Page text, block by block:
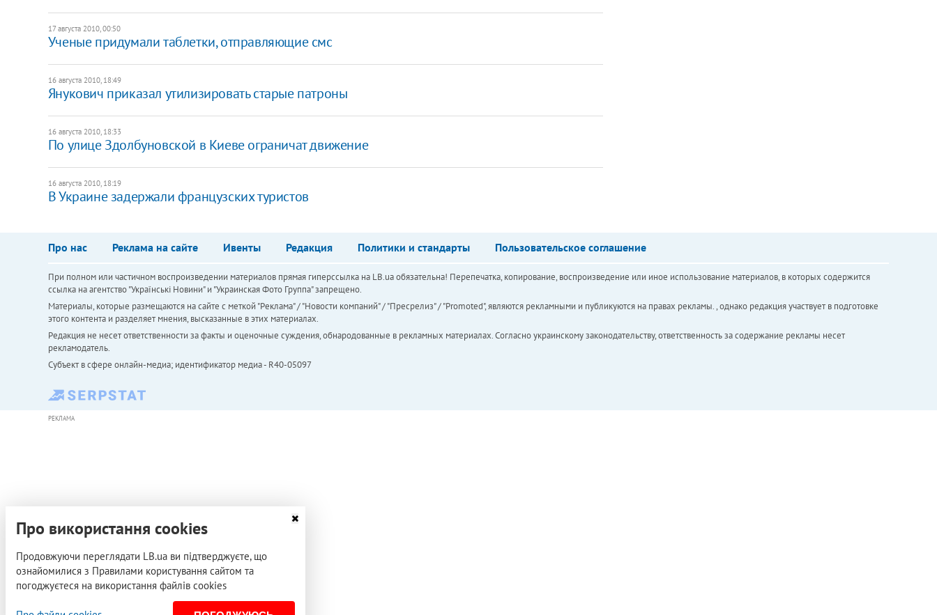
17 августа 2010, 00:50
Ученые придумали таблетки, отправляющие смс
16 августа 2010, 18:49
Янукович приказал утилизировать старые патроны
16 августа 2010, 18:33
По улице Здолбуновской в Киеве ограничат движение
16 августа 2010, 18:19
В Украине задержали французских туристов
Про нас Реклама на сайте Ивенты Редакция Политики и стандарты Пользовательское соглашение
При полном или частичном воспроизведении материалов прямая гиперссылка на LB.ua обязательна! Перепечатка, копирование, воспроизведение или иное использование материалов, в которых содержится
ссылка на агентство "Українськi Новини" и "Украинская Фото Группа" запрещено.
Материалы, которые размещаются на сайте с меткой "Реклама" / "Новости компаний" / "Пресрелиз" / "Promoted", являются рекламными и публикуются на правах рекламы. , однако редакция участвует в подготовке
этого контента и разделяет мнения, высказанные в этих материалах.
Редакция не несет ответственности за факты и оценочные суждения, обнародованные в рекламных материалах. Согласно украинскому законодательству, ответственность за содержание рекламы несет
рекламодатель.
Субъект в сфере онлайн-медиа; идентификатор медиа - R40-05097
РЕКЛАМА
Про використання cookies
Продовжуючи переглядати LB.ua ви підтверджуєте, що
ознайомилися з Правилами користування сайтом та
погоджуєтеся на використання файлів cookies